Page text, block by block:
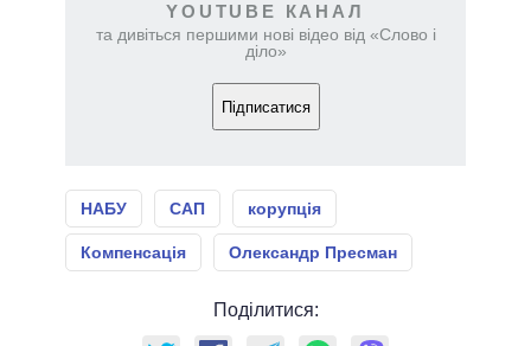
YOUTUBE КАНАЛ
та дивіться першими нові відео від «Слово і
діло»
Підписатися
НАБУ САП корупція
Компенсація Олександр Пресман
Поділитися: